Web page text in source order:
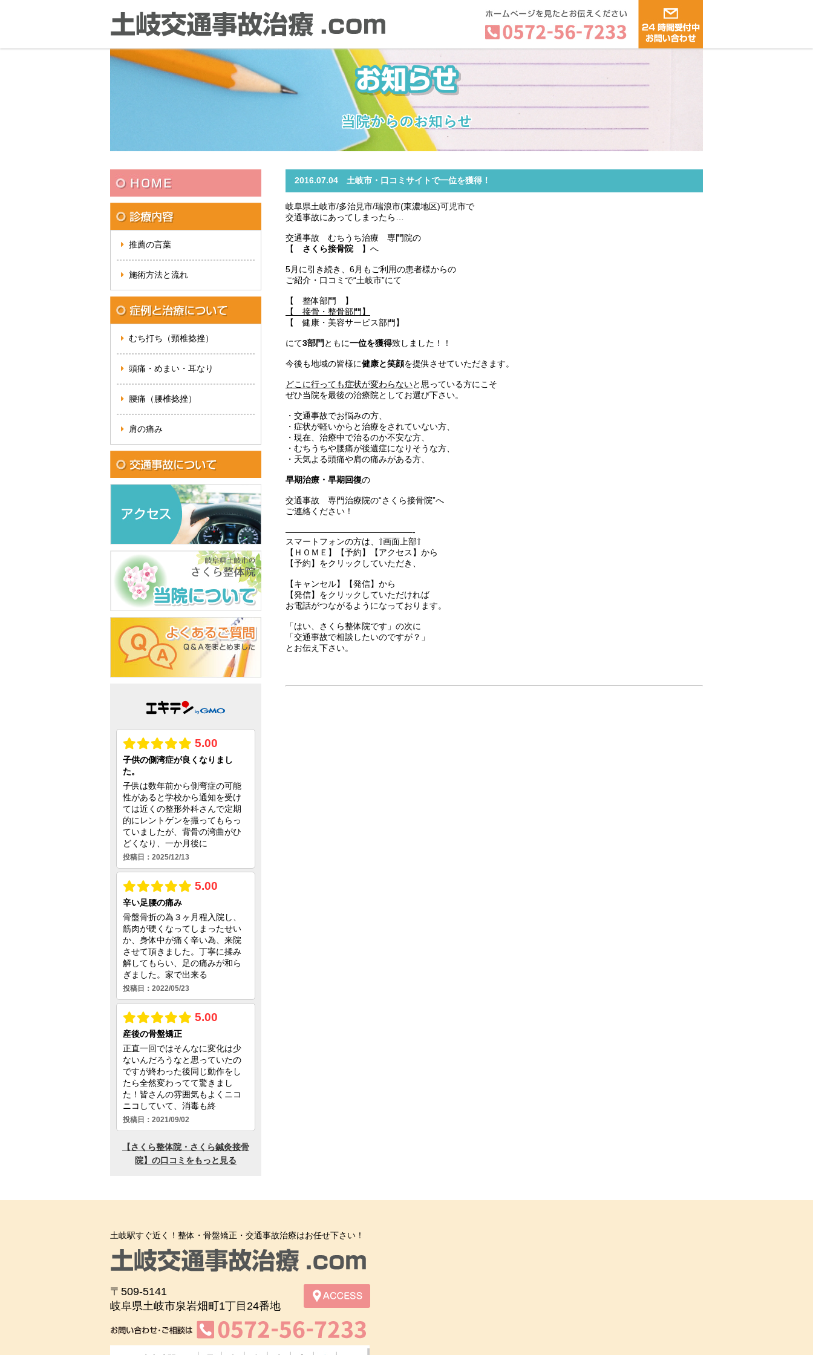
推薦の言葉
施術方法と流れ
むち打ち（頸椎捻挫）
頭痛・めまい・耳なり
腰痛（腰椎捻挫）
肩の痛み
2016.07.04 土岐市・口コミサイトで一位を獲得！
岐阜県土岐市/多治見市/瑞浪市(東濃地区)可児市で
交通事故にあってしまったら…
交通事故 むちうち治療 専門院の
【 さくら接骨院】へ
5月に引き続き、6月もご利用の患者様からの
ご紹介・口コミで“土岐市”にて
【 整体部門 】
【 接骨・整骨部門】
【 健康・美容サービス部門】
にて3部門 ともに一位を獲得致しました！！
今後も地域の皆様に健康と笑顔を提供させていただきます。
どこに行っても症状が変わらないと思っている方にこそ
ぜひ当院を最後の治療院としてお選び下さい。
・交通事故でお悩みの方、
・症状が軽いからと治療をされていない方、
・現在、治療中で治るのか不安な方、
・むちうちや腰痛が後遺症になりそうな方、
・天気よる頭痛や肩の痛みがある方、
早期治療・早期回復の
交通事故 専門治療院の“さくら接骨院”へ
ご連絡ください！
———————————————-
スマートフォンの方は、⇧画面上部⇧
【ＨＯＭＥ】【予約】【アクセス】から
【予約】をクリックしていただき、
【キャンセル】【発信】から
【発信】をクリックしていただければ
お電話がつながるようになっております。
「はい、さくら整体院です」の次に
「交通事故で相談したいのですが？」
とお伝え下さい。
土岐駅すぐ近く！整体・骨盤矯正・交通事故治療はお任せ下さい！
〒509-5141
岐阜県土岐市泉岩畑町1丁目24番地